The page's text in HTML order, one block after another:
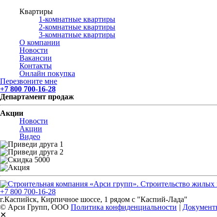
Квартиры
1-комнатные квартиры
2-комнатные квартиры
3-комнатные квартиры
О компании
Новости
Вакансии
Контакты
Онлайн покупка
Перезвоните мне
+7 800 700-16-28
Департамент продаж
Акции
Новости
Акции
Видео
+7 800 700-16-28
г.Каспийск, Кирпичное шоссе, 1 рядом с "Каспий-Лада"
© Арси Групп, ООО Политика конфиденциальности |
✕